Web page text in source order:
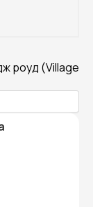
роуд (Village